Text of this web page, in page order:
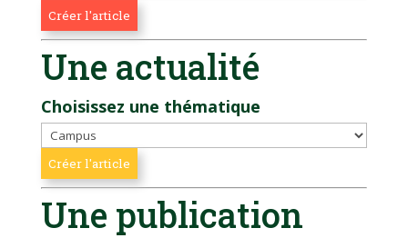
Une actualité
Choisissez une thématique
Une publication